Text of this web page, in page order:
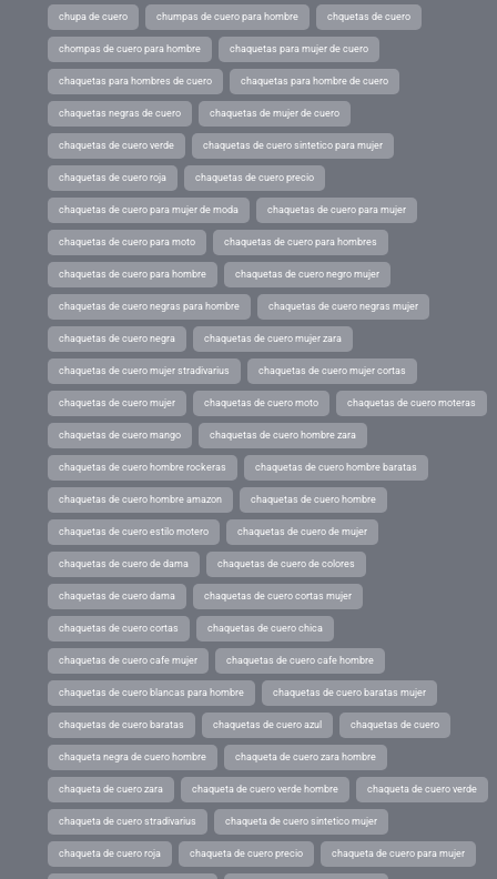
chupa de cuero chumpas de cuero para hombre chquetas de cuero
chompas de cuero para hombre chaquetas para mujer de cuero
chaquetas para hombres de cuero chaquetas para hombre de cuero
chaquetas negras de cuero chaquetas de mujer de cuero
chaquetas de cuero verde chaquetas de cuero sintetico para mujer
chaquetas de cuero roja chaquetas de cuero precio
chaquetas de cuero para mujer de moda chaquetas de cuero para mujer
chaquetas de cuero para moto chaquetas de cuero para hombres
chaquetas de cuero para hombre chaquetas de cuero negro mujer
chaquetas de cuero negras para hombre chaquetas de cuero negras mujer
chaquetas de cuero negra chaquetas de cuero mujer zara
chaquetas de cuero mujer stradivarius chaquetas de cuero mujer cortas
chaquetas de cuero mujer chaquetas de cuero moto chaquetas de cuero moteras
chaquetas de cuero mango chaquetas de cuero hombre zara
chaquetas de cuero hombre rockeras chaquetas de cuero hombre baratas
chaquetas de cuero hombre amazon chaquetas de cuero hombre
chaquetas de cuero estilo motero chaquetas de cuero de mujer
chaquetas de cuero de dama chaquetas de cuero de colores
chaquetas de cuero dama chaquetas de cuero cortas mujer
chaquetas de cuero cortas chaquetas de cuero chica
chaquetas de cuero cafe mujer chaquetas de cuero cafe hombre
chaquetas de cuero blancas para hombre chaquetas de cuero baratas mujer
chaquetas de cuero baratas chaquetas de cuero azul chaquetas de cuero
chaqueta negra de cuero hombre chaqueta de cuero zara hombre
chaqueta de cuero zara chaqueta de cuero verde hombre chaqueta de cuero verde
chaqueta de cuero stradivarius chaqueta de cuero sintetico mujer
chaqueta de cuero roja chaqueta de cuero precio chaqueta de cuero para mujer